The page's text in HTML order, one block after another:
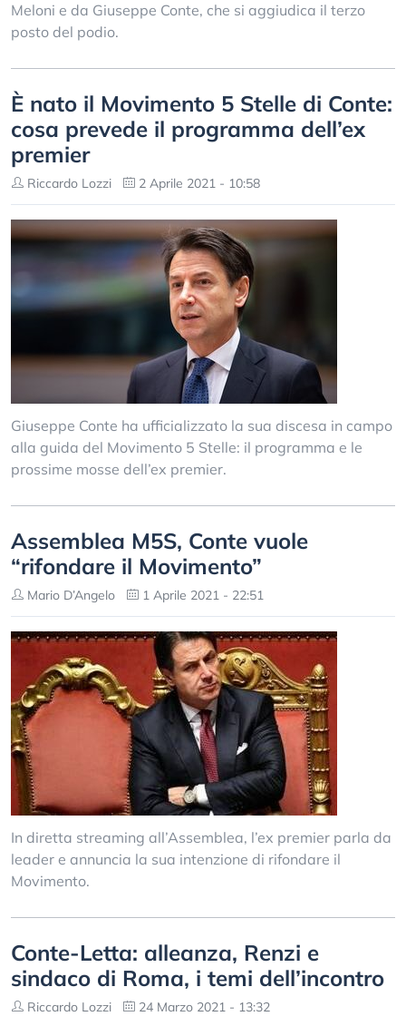
Meloni e da Giuseppe Conte, che si aggiudica il terzo
posto del podio.
È nato il Movimento 5 Stelle di Conte:
cosa prevede il programma dell’ex
premier
Riccardo Lozzi 2 Aprile 2021 - 10:58
Giuseppe Conte ha ufficializzato la sua discesa in campo
alla guida del Movimento 5 Stelle: il programma e le
prossime mosse dell’ex premier.
Assemblea M5S, Conte vuole
“rifondare il Movimento”
Mario D’Angelo 1 Aprile 2021 - 22:51
In diretta streaming all’Assemblea, l’ex premier parla da
leader e annuncia la sua intenzione di rifondare il
Movimento.
Conte-Letta: alleanza, Renzi e
sindaco di Roma, i temi dell’incontro
Riccardo Lozzi 24 Marzo 2021 - 13:32